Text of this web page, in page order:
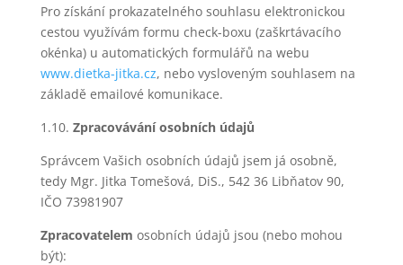
Pro získání prokazatelného souhlasu elektronickou
cestou využívám formu check-boxu (zaškrtávacího
okénka) u automatických formulářů na webu
www.dietka-jitka.cz, nebo vysloveným souhlasem na
základě emailové komunikace.
1.10. Zpracovávání osobních údajů
Správcem Vašich osobních údajů jsem já osobně,
tedy Mgr. Jitka Tomešová, DiS., 542 36 Libňatov 90,
IČO 73981907
Zpracovatelem osobních údajů jsou (nebo mohou
být):